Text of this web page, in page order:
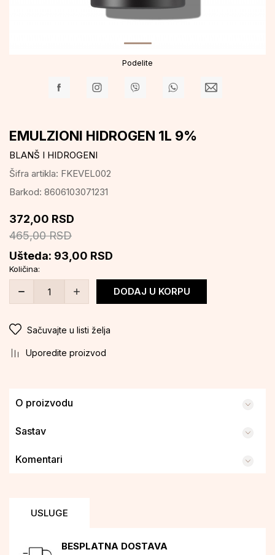
Podelite
EMULZIONI HIDROGEN 1L 9%
BLANŠ I HIDROGENI
Šifra artikla: FKEVEL002
Barkod: 8606103071231
465,00 RSD
372,00 RSD
Ušteda: 93,00 RSD
Količina:
DODAJ U KORPU
Sačuvajte u listi želja
Uporedite proizvod
O proizvodu
Sastav
Komentari
USLUGE
BESPLATNA DOSTAVA